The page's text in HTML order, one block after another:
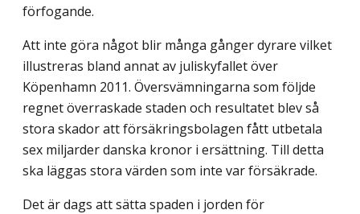
förfogande.
Att inte göra något blir många gånger dyrare vilket
illustreras bland annat av juliskyfallet över
Köpenhamn 2011. Översvämningarna som följde
regnet överraskade staden och resultatet blev så
stora skador att försäkringsbolagen fått utbetala
sex miljarder danska kronor i ersättning. Till detta
ska läggas stora värden som inte var försäkrade.
Det är dags att sätta spaden i jorden för